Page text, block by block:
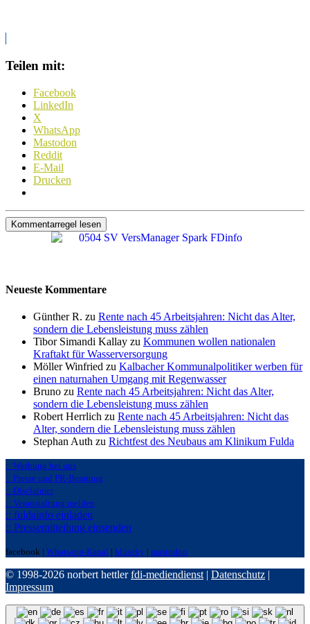
Teilen mit:
Facebook
LinkedIn
X
WhatsApp
Mastodon
Reddit
E-Mail
Drucken
Kommentarregel lesen
Neueste Kommentare
Günther R. zu Rente nach 45 Arbeitsjahren: Nicht das Alter,
sondern die Lebensleistung muss zählen
Tibor Simandi Kallay zu Kommunen wollen nationalen
Kraftakt für Wasserversorgung
Möller Winfried zu Kalbacher Kommunalpolitiker werben für
einen naturnahen Umgang mit Regenwasser
Bruno zu Rente nach 45 Arbeitsjahren: Nicht das Alter,
sondern die Lebensleistung muss zählen
Robert Herrlich zu Rente nach 45 Arbeitsjahren: Nicht das
Alter, sondern die Lebensleistung muss zählen
Stephan Auth zu Richtfest des Neubaus am Klinikum Fulda
:: Werbung bei uns
:: Presse und PR-Beratung
:: Disclaimer
:: Veranstaltung melden
:: fuldainfo einladen
:: Pressemitteilung einsenden
facebook | Whatsapp-Kanal | bluseky | mastodon
© 1998-2026 norbert hettlerfdi-mediendienst | Datenschutz |
Impressum